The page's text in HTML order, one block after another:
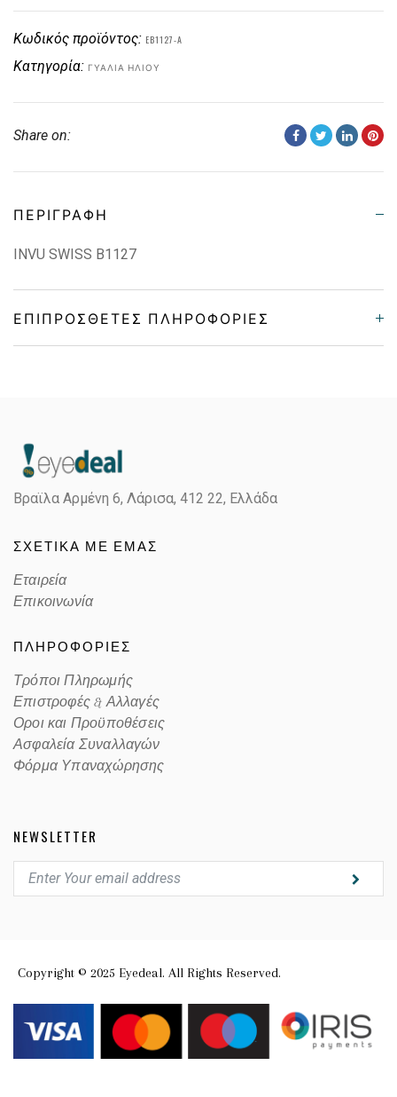
Κωδικός προϊόντος: EB1127-A
Κατηγορία: ΓΥΑΛΙΆ ΗΛΊΟΥ
Share on:
ΠΕΡΙΓΡΑΦΉ
INVU SWISS B1127
ΕΠΙΠΡΌΣΘΕΤΕΣ ΠΛΗΡΟΦΟΡΊΕΣ
Color
Lens Color POLARIZED GRADIENT GRAY
Color code
Βραϊλα Αρμένη 6, Λάρισα, 412 22, Ελλάδα
ΣΧΕΤΙΚΑ ΜΕ ΕΜΑΣ
Εταιρεία
Επικοινωνία
ΠΛΗΡΟΦΟΡΙΕΣ
Τρόποι Πληρωμής
Επιστροφές & Αλλαγές
Οροι και Προϋποθέσεις
Ασφαλεία Συναλλαγών
Φόρμα Υπαναχώρησης
NEWSLETTER
Copyright © 2025 Eyedeal. All Rights Reserved.